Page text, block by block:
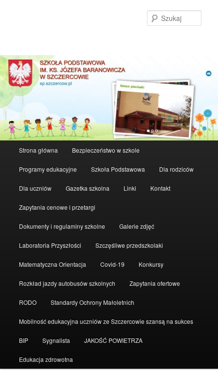
Przeskocz
do
tekstu
Strona główna Bezpieczeństwo w szkole
Programy edukacyjne Szkoła Podstawowa Dla rodziców
Dla uczniów Gazetka szkolna Linki Kontakt
Zapytania cenowe i przetargi
Dokumenty i regulaminy szkolne Galerie zdjęć
Laboratoria Przyszłości Szczęśliwe przedszkolaki
Matematyczna Orientacja Covid-19 Konkursy
Rozkład jazdy autobusów szkolnych Zapytania ofertowe
RODO Standardy Ochrony Małoletnich
Mobilność edukacyjna uczniów ze Szczercowie szansą na sukces
BIP Sygnalista JAKOŚĆ POWIETRZA
Edukacja zdrowotna